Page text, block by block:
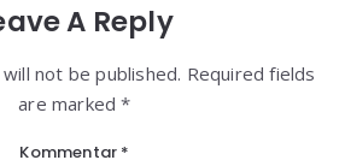
A Reply
not be published. Required fields
are marked *
Kommentar *